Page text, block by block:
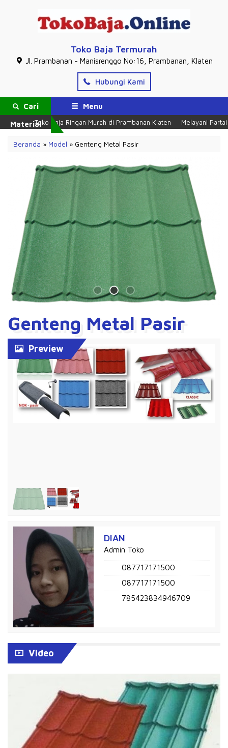
Toko Baja Termurah
Jl. Prambanan - Manisrenggo No:16, Prambanan, Klaten
Hubungi Kami
Cari
Material
Menu
Toko Baja Ringan Murah di Prambanan Klaten Melayani Partai
Beranda » Model » Genteng Metal Pasir
Genteng Metal Pasir
Preview
DIAN
Admin Toko
087717171500
087717171500
785423834946709
Video